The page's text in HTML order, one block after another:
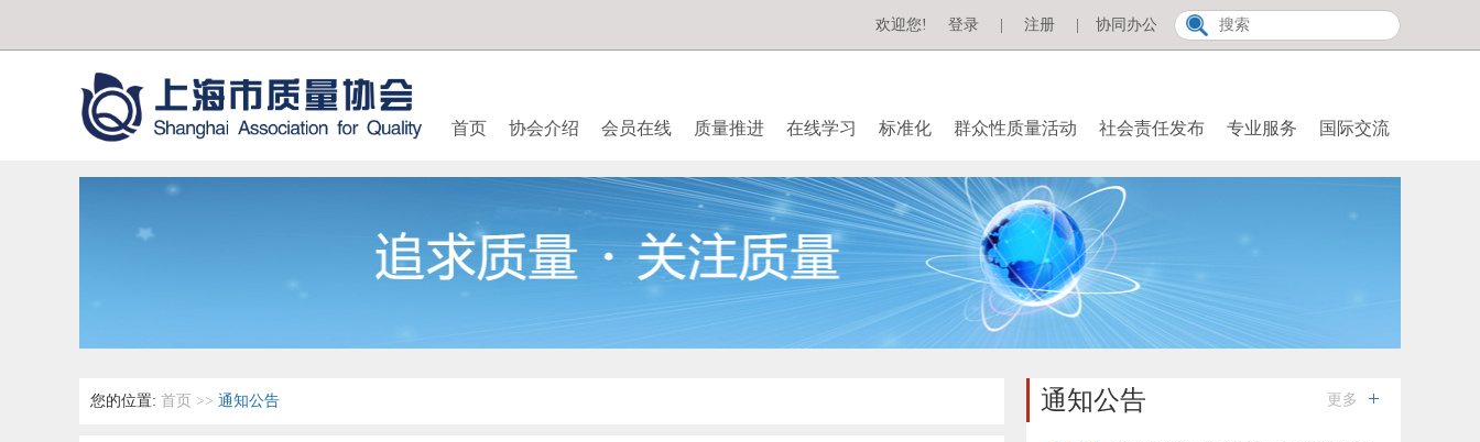
协同办公
欢迎您! 登录 注册
首页 协会介绍 会员在线 质量推进 在线学习 标准化 群众性质量活动 社会责任发布 专业服务 国际交流
您的位置: 首页 >> 通知公告 通知公告 更多